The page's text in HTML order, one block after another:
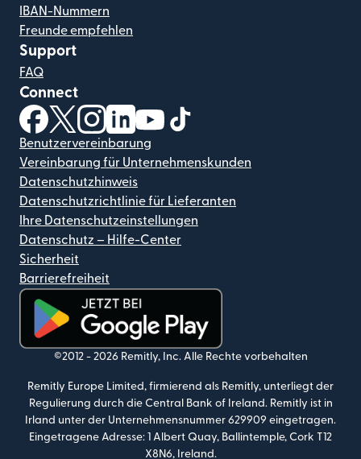
IBAN-Nummern
Freunde empfehlen
Support
FAQ
Connect
(wird in einem neuen Fenster geöffnet)
(wird in einem neuen Fenster geöffnet)
(wird in einem neuen Fenster geöffnet)
(wird in einem neuen Fenster geöffnet)
(wird in einem neuen Fenster
Benutzervereinbarung
Vereinbarung für Unternehmenskunden
Datenschutzhinweis
Datenschutzrichtlinie für Lieferanten
Ihre Datenschutzeinstellungen
Datenschutz – Hilfe-Center
Sicherheit
Barrierefreiheit
(wird in einem neuen Fenster geöffnet)
©2012 - 2026 Remitly, Inc. Alle Rechte vorbehalten
Remitly Europe Limited, firmierend als Remitly, unterliegt der
Regulierung durch die Central Bank of Ireland. Remitly ist in
Irland unter der Unternehmensnummer 629909 eingetragen.
Eingetragene Adresse: 1 Albert Quay, Ballintemple, Cork T12
X8N6, Ireland.